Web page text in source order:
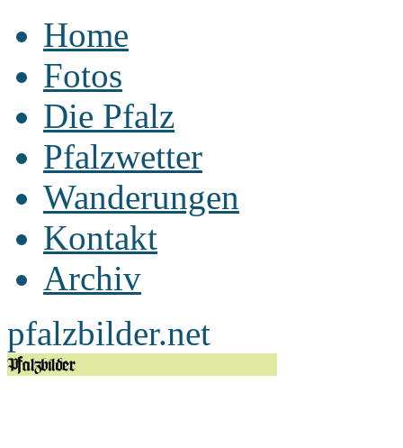
Home
Fotos
Die Pfalz
Pfalzwetter
Wanderungen
Kontakt
Archiv
pfalzbilder.net